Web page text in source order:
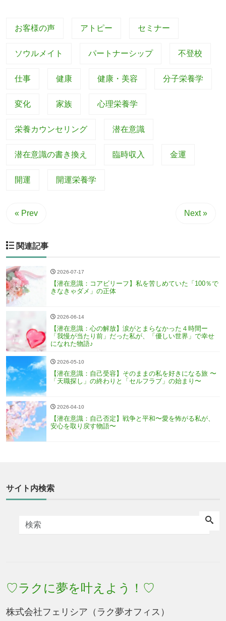
お客様の声 アトピー セミナー
ソウルメイト パートナーシップ 不登校
仕事 健康 健康・美容 分子栄養学
変化 家族 心理栄養学
栄養カウンセリング 潜在意識
潜在意識の書き換え 臨時収入 金運
開運 開運栄養学
« Prev Next »
関連記事
2026-07-17
【潜在意識：コアビリーフ】私を苦しめていた「100％で
きなきゃダメ」の正体
2026-06-14
【潜在意識：心の解放】涙がとまらなかった４時間ー
「我慢が当たり前」だった私が、「優しい世界」で幸せ
になれた物語♪
2026-05-10
【潜在意識：自己受容】そのままの私を好きになる旅 〜
「天職探し」の終わりと「セルフラブ」の始まり〜
2026-04-10
【潜在意識：自己否定】戦争と平和〜愛を怖がる私が、
安心を取り戻す物語〜
サイト内検索
♡ラクに夢を叶えよう！♡
株式会社フェリシア（ラク夢オフィス）